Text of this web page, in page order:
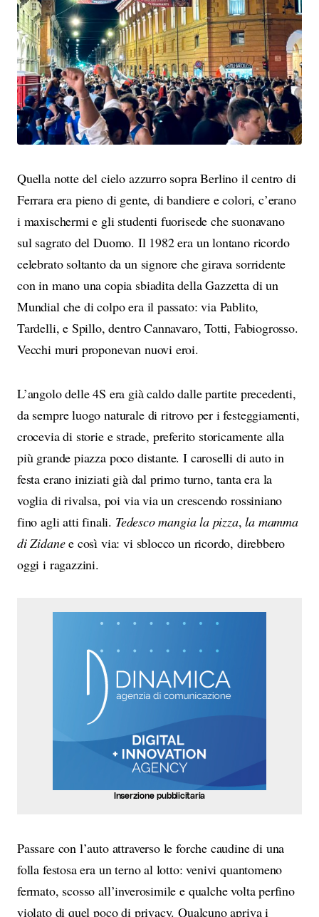
Quella notte del cielo azzurro sopra Berlino il centro di
Ferrara era pieno di gente, di bandiere e colori, c’erano
i maxischermi e gli studenti fuorisede che suonavano
sul sagrato del Duomo. Il 1982 era un lontano ricordo
celebrato soltanto da un signore che girava sorridente
con in mano una copia sbiadita della Gazzetta di un
Mundial che di colpo era il passato: via Pablito,
Tardelli, e Spillo, dentro Cannavaro, Totti, Fabiogrosso.
Vecchi muri proponevan nuovi eroi.
L’angolo delle 4S era già caldo dalle partite precedenti,
da sempre luogo naturale di ritrovo per i festeggiamenti,
crocevia di storie e strade, preferito storicamente alla
più grande piazza poco distante. I caroselli di auto in
festa erano iniziati già dal primo turno, tanta era la
voglia di rivalsa, poi via via un crescendo rossiniano
fino agli atti finali. Tedesco mangia la pizza,la mamma
di Zidanee così via: vi sblocco un ricordo, direbbero
oggi i ragazzini.
Inserzione pubblicitaria
Passare con l’auto attraverso le forche caudine di una
folla festosa era un terno al lotto: venivi quantomeno
fermato, scosso all’inverosimile e qualche volta perfino
violato di quel poco di privacy. Qualcuno apriva i